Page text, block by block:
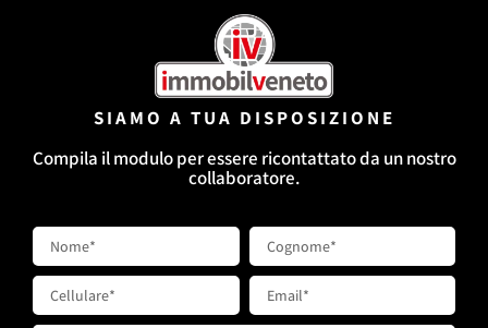
SIAMO A TUA DISPOSIZIONE
Compila il modulo per essere ricontattato da un nostro
collaboratore.